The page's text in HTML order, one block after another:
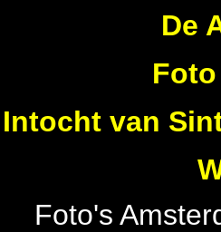
De
Intocht van
Foto's